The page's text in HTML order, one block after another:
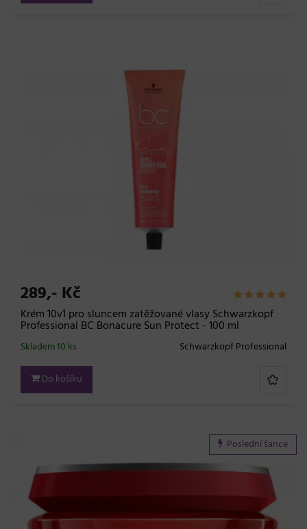
289,- Kč
Krém 10v1 pro sluncem zatěžované vlasy Schwarzkopf
Professional BC Bonacure Sun Protect - 100 ml
Schwarzkopf Professional
Skladem 10 ks
Do košíku
Poslední šance